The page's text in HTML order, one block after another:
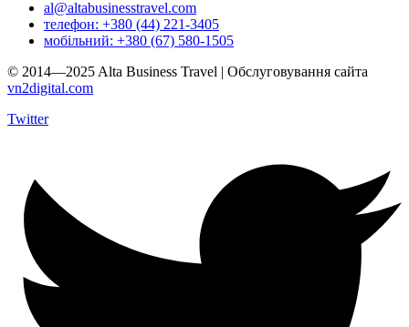
al@altabusinesstravel.com
телефон: +380 (44) 221-3405
мобільний: +380 (67) 580-1505
© 2014—2025 Alta Business Travel | Обслуговування сайта
vn2digital.com
Twitter